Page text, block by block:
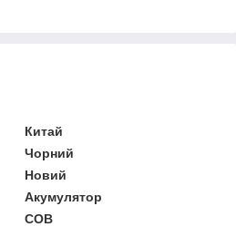
Китай
Чорний
Новий
Акумулятор
COB